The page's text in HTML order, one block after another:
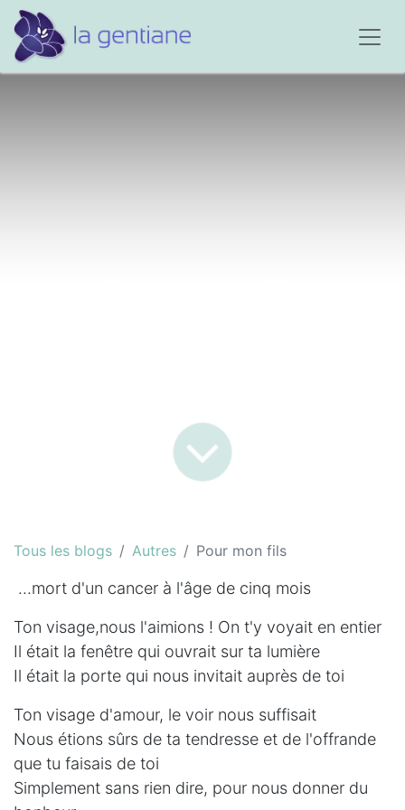
Tous les blogs Autres Pour mon fils
...mort d'un cancer à l'âge de cinq mois
Ton visage,nous l'aimions ! On t'y voyait en entier
Il était la fenêtre qui ouvrait sur ta lumière
Il était la porte qui nous invitait auprès de toi
Ton visage d'amour, le voir nous suffisait
Nous étions sûrs de ta tendresse et de l'offrande
que tu faisais de toi
Simplement sans rien dire, pour nous donner du